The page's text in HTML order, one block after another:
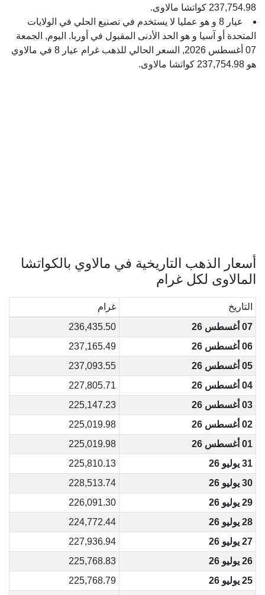
237,754.98 كواتشا مالاوى.
عيار 8 و هو عمليا لا يستخدم في تصنيع الحلي في الولايات
المتحدة أو آسيا و هو الحد الأدنى المقبول في أوربا. اليوم, الجمعة
07 أغسطس 2026, السعر الحالي للذهب غرام عيار 8 في مالاوي
هو 237,754.98 كواتشا مالاوى.
أسعار الذهب التاريخية في مالاوي بالكواتشا
المالاوى لكل غرام
التاريخ
غرام
07 أغسطس 26
236,435.50
06 أغسطس 26
237,165.49
05 أغسطس 26
237,093.55
04 أغسطس 26
227,805.71
03 أغسطس 26
225,147.23
02 أغسطس 26
225,019.98
01 أغسطس 26
225,019.98
31 يوليو 26
225,810.13
30 يوليو 26
228,513.74
29 يوليو 26
226,091.30
28 يوليو 26
224,772.44
27 يوليو 26
227,936.94
26 يوليو 26
225,768.83
25 يوليو 26
225,768.79